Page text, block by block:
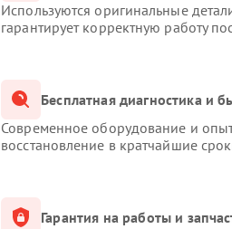
Используются оригинальные
гарантирует корректную работу
Бесплатная диагностика и
Современное оборудование и
восстановление в кратчайшие
Гарантия на работы и